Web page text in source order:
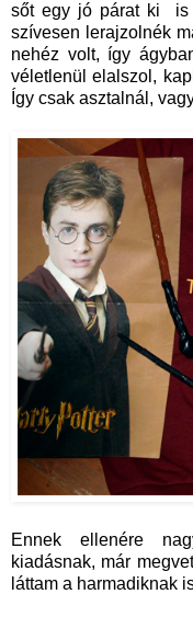
sőt egy jó párat ki is
szívesen lerajzolnék
nehéz volt, így
véletlenül elalszol,
Így csak asztalnál,
Ennek ellenére
kiadásnak, már
láttam a harmadiknak